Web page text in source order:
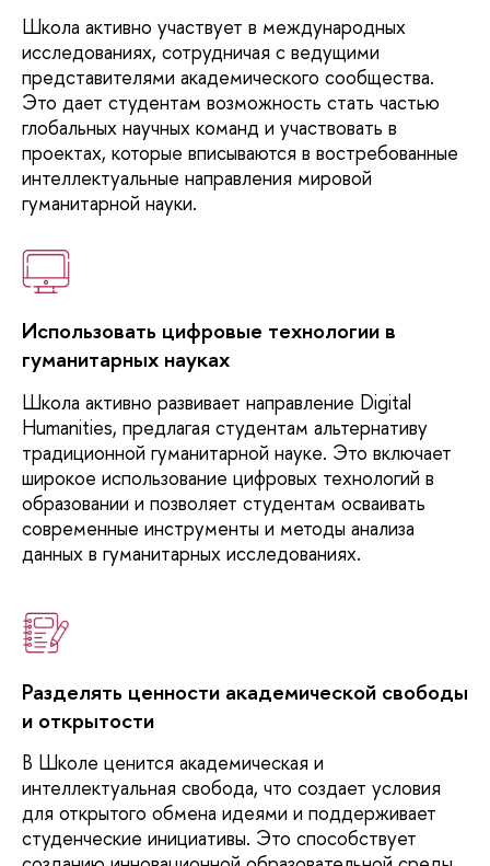
Школа активно участвует в международных
исследованиях, сотрудничая с ведущими
представителями академического сообщества.
Это дает студентам возможность стать частью
глобальных научных команд и участвовать в
проектах, которые вписываются в востребованные
интеллектуальные направления мировой
гуманитарной науки.
Использовать цифровые технологии в
гуманитарных науках
Школа активно развивает направление Digital
Humanities, предлагая студентам альтернативу
традиционной гуманитарной науке. Это включает
широкое использование цифровых технологий в
образовании и позволяет студентам осваивать
современные инструменты и методы анализа
данных в гуманитарных исследованиях.
Разделять ценности академической свободы
и открытости
В Школе ценится академическая и
интеллектуальная свобода, что создает условия
для открытого обмена идеями и поддерживает
студенческие инициативы. Это способствует